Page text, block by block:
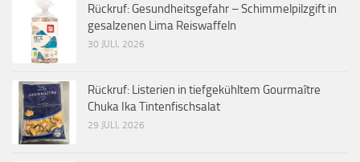
Rückruf: Gesundheitsgefahr – Schimmelpilzgift in
gesalzenen Lima Reiswaffeln
30 JULI, 2026
Rückruf: Listerien in tiefgekühltem Gourmaître
Chuka Ika Tintenfischsalat
29 JULI, 2026